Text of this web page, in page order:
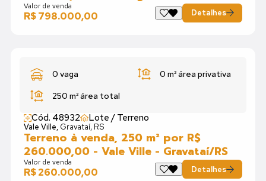
Valor de venda
R$ 798.000,00 Detalhes
0 vaga 0 m²área privativa
250 m²área total
Cód. 48932 Lote / Terreno
Vale Ville, Gravataí, RS
Terreno à venda, 250 m² por R$
260.000,00 - Vale Ville - Gravataí/RS
Valor de venda
R$ 260.000,00 Detalhes